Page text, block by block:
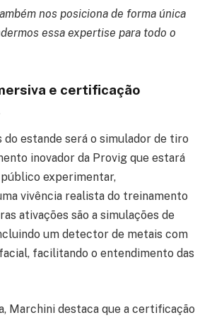
nos posiciona de forma única
essa expertise para todo o
e certificação
do estande será o simulador de tiro
inovador da Provig que estará
experimentar,
vivência realista do treinamento
ativações são a simulações de
um detector de metais com
facilitando o entendimento das
Marchini destaca que a certificação